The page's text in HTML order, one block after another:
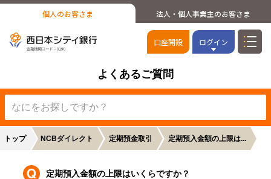
個人のお客さま 法人・個人事業主のお客さま
口座開設 ログイン
よくあるご質問
トップ NCBダイレクト 定期預金取引 定期預入金額の上限は...
定期預入金額の上限はいくらですか？